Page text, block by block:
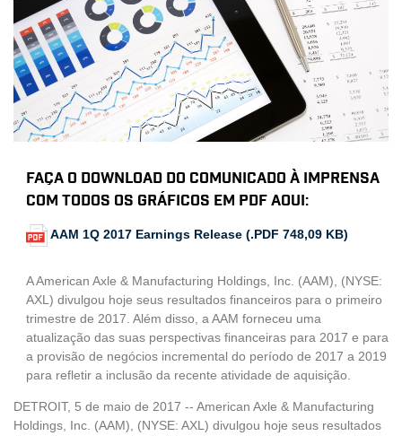
Faça o download do comunicado à imprensa
com todos os gráficos em PDF aqui:
AAM 1Q 2017 Earnings Release (.PDF 748,09 KB)
A American Axle & Manufacturing Holdings, Inc. (AAM), (NYSE:
AXL) divulgou hoje seus resultados financeiros para o primeiro
trimestre de 2017. Além disso, a AAM forneceu uma
atualização das suas perspectivas financeiras para 2017 e para
a provisão de negócios incremental do período de 2017 a 2019
para refletir a inclusão da recente atividade de aquisição.
DETROIT, 5 de maio de 2017 -- American Axle & Manufacturing
Holdings, Inc. (AAM), (NYSE: AXL) divulgou hoje seus resultados